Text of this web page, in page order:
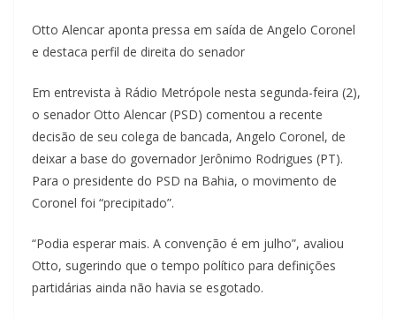
Otto Alencar aponta pressa em saída de Angelo Coronel
e destaca perfil de direita do senador
Em entrevista à Rádio Metrópole nesta segunda-feira (2),
o senador Otto Alencar (PSD) comentou a recente
decisão de seu colega de bancada, Angelo Coronel, de
deixar a base do governador Jerônimo Rodrigues (PT).
Para o presidente do PSD na Bahia, o movimento de
Coronel foi “precipitado”.
“Podia esperar mais. A convenção é em julho”, avaliou
Otto, sugerindo que o tempo político para definições
partidárias ainda não havia se esgotado.